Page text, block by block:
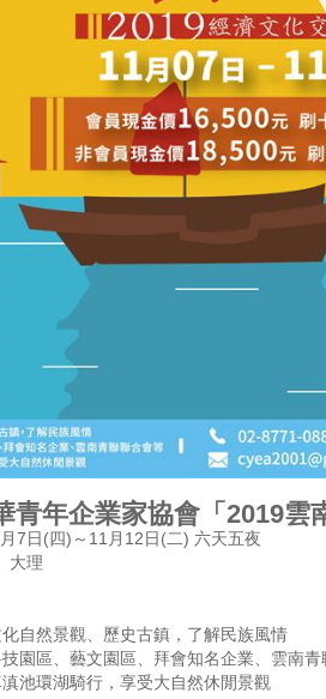
青年企業家協會「2019雲
7日(四)～11月12日(二) 六天五夜
大理
自然景觀、歷史古鎮，了解民族風情
園區、藝文園區、拜會知名企業、雲南青
池環湖騎行，享受大自然休閒景觀